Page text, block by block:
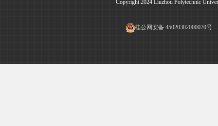
Copyright 2024 Liuzhou Polytechnic
桂公网安备 45020302000070号